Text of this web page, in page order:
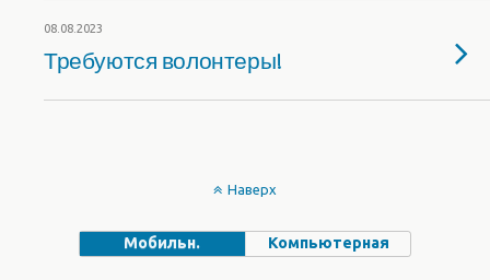
08.08.2023
Требуются волонтеры!
Наверх
Мобильн. Компьютерная